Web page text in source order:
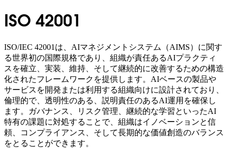
ISO 42001
ISO/IEC 42001は、AIマネジメントシステム（AIMS）に関す
る世界初の国際規格であり、組織が責任あるAIプラクティ
スを確立、実装、維持、そして継続的に改善するための構造
化されたフレームワークを提供します。AIベースの製品や
サービスを開発または利用する組織向けに設計されており、
倫理的で、透明性のある、説明責任のあるAI運用を確保し
ます。ガバナンス、リスク管理、継続的な学習といったAI
特有の課題に対処することで、組織はイノベーションと信
頼、コンプライアンス、そして長期的な価値創造のバランス
をとることができます。